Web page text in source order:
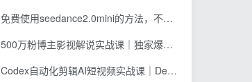
免费使用seedance2.0mini的方法，不能真人，可以无限10秒视频，9图+3音频参考
500万粉博主影视解说实战课｜独家爆款私藏思路，AI文案剪映PR剪辑发布全流程教学
Codex自动化剪辑AI短视频实战课｜DeepSeek V4 Pro多API联动，图文成片封装Skill全流程